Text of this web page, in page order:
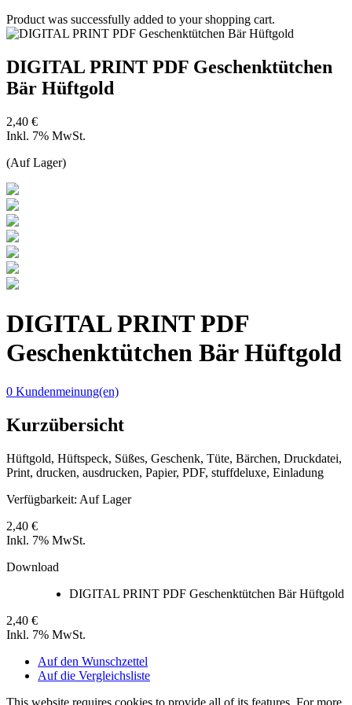
Product was successfully added to your shopping cart.
DIGITAL PRINT PDF Geschenktütchen
Bär Hüftgold
2,40 €
Inkl. 7% MwSt.
(Auf Lager)
DIGITAL PRINT PDF
Geschenktütchen Bär Hüftgold
0 Kundenmeinung(en)
Kurzübersicht
Hüftgold, Hüftspeck, Süßes, Geschenk, Tüte, Bärchen, Druckdatei,
Print, drucken, ausdrucken, Papier, PDF, stuffdeluxe, Einladung
Verfügbarkeit: Auf Lager
2,40 €
Inkl. 7% MwSt.
Download
DIGITAL PRINT PDF Geschenktütchen Bär Hüftgold
2,40 €
Inkl. 7% MwSt.
Auf den Wunschzettel
Auf die Vergleichsliste
This website requires cookies to provide all of its features. For more